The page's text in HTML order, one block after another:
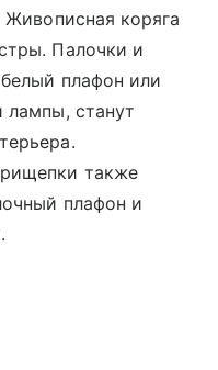
Живописная коряга
Палочки и
плафон или
лампы, станут
также
плафон и